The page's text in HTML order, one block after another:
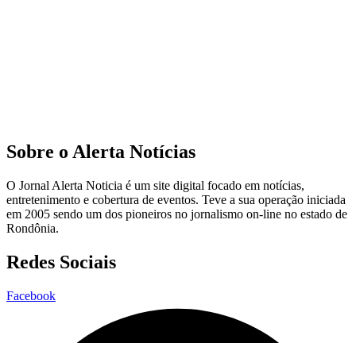
Sobre o Alerta Notícias
O Jornal Alerta Noticia é um site digital focado em notícias,
entretenimento e cobertura de eventos. Teve a sua operação iniciada
em 2005 sendo um dos pioneiros no jornalismo on-line no estado de
Rondônia.
Redes Sociais
Facebook